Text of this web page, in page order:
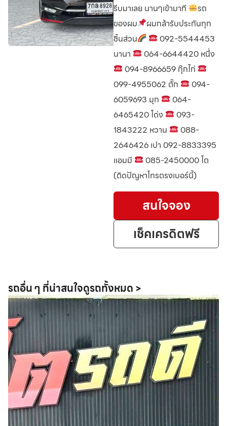
รีบมาเลย นานๆเข้ามาที
รถ
ของผม
ผมกล้ารับประกันทุก
ชิ้นส่วน
092-5544453
นานา
064-6644420 หนึ่ง
094-8966659 กุ๊กไก่
099-4955062 ตั๊ก
094-
6059693 มุก
064-
6465420 โด่ง
093-
1843222 หวาน
088-
2646426 เปา 092-8833395
แอมมี
085-2450000 โต
(ติดปัญหาโทรตรงเบอร์นี้)
สนใจจอง
เช็คเครดิตฟรี
รถอื่น ๆ ที่น่าสนใจดูรถทั้งหมด >